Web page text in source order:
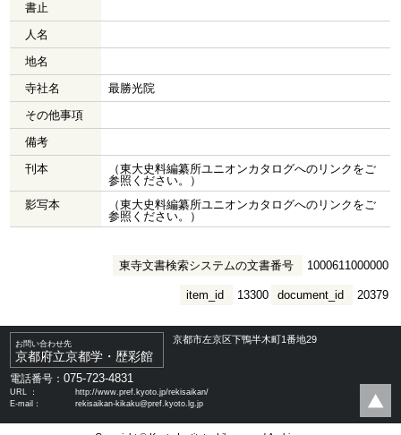
書止
人名
地名
寺社名
最勝光院
その他事項
備考
刊本
（東大史料編纂所ユニオンカタログへのリンクをご
参照ください。）
影写本
（東大史料編纂所ユニオンカタログへのリンクをご
参照ください。）
東寺文書検索システムの文書番号 1000611000000
document_id 20379
item_id 13300
お問い合わせ先
京都府立京都学・歴彩館
京都市左京区下鴨半木町1番地29
電話番号：075-723-4831
URL ：
http://www.pref.kyoto.jp/rekisaikan/
E-mail：
rekisaikan-kikaku@pref.kyoto.lg.jp